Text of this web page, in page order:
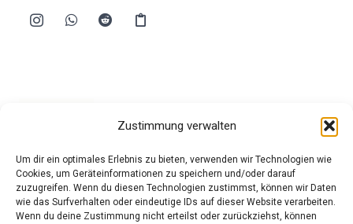
Zustimmung verwalten
Um dir ein optimales Erlebnis zu bieten, verwenden wir Technologien wie
Cookies, um Geräteinformationen zu speichern und/oder darauf
zuzugreifen. Wenn du diesen Technologien zustimmst, können wir Daten
wie das Surfverhalten oder eindeutige IDs auf dieser Website verarbeiten.
Wenn du deine Zustimmung nicht erteilst oder zurückziehst, können
Diese Maßnahme wird mitfinanziert durch
Abgeordneten des Sächsischen Landtags
beschlossenen Haushaltes.